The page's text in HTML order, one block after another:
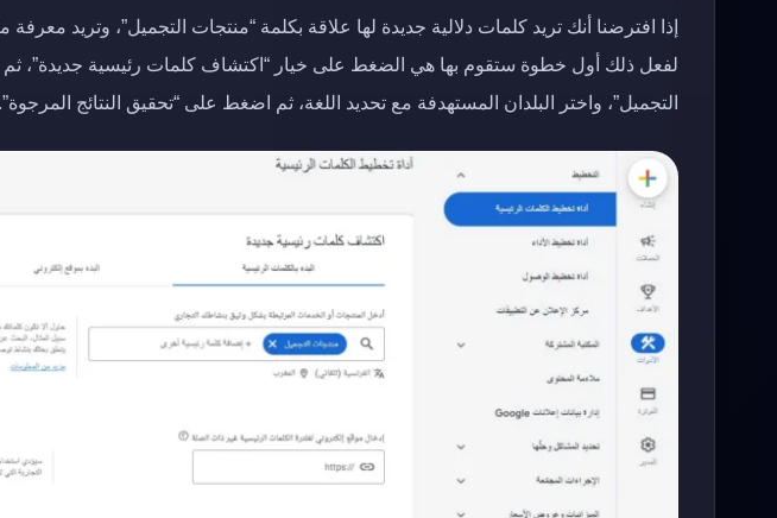
إذا افترضنا أنك تريد كلمات دلالية جديدة لها علاقة بكلمة “منتجات التجميل”، وتريد
لفعل ذلك أول خطوة ستقوم بها هي الضغط على خيار “اكتشاف كلمات رئيسية جديدة”،
التجميل”، واختر البلدان المستهدفة مع تحديد اللغة، ثم اضغط على “تحقيق النتائج المرجوة”.